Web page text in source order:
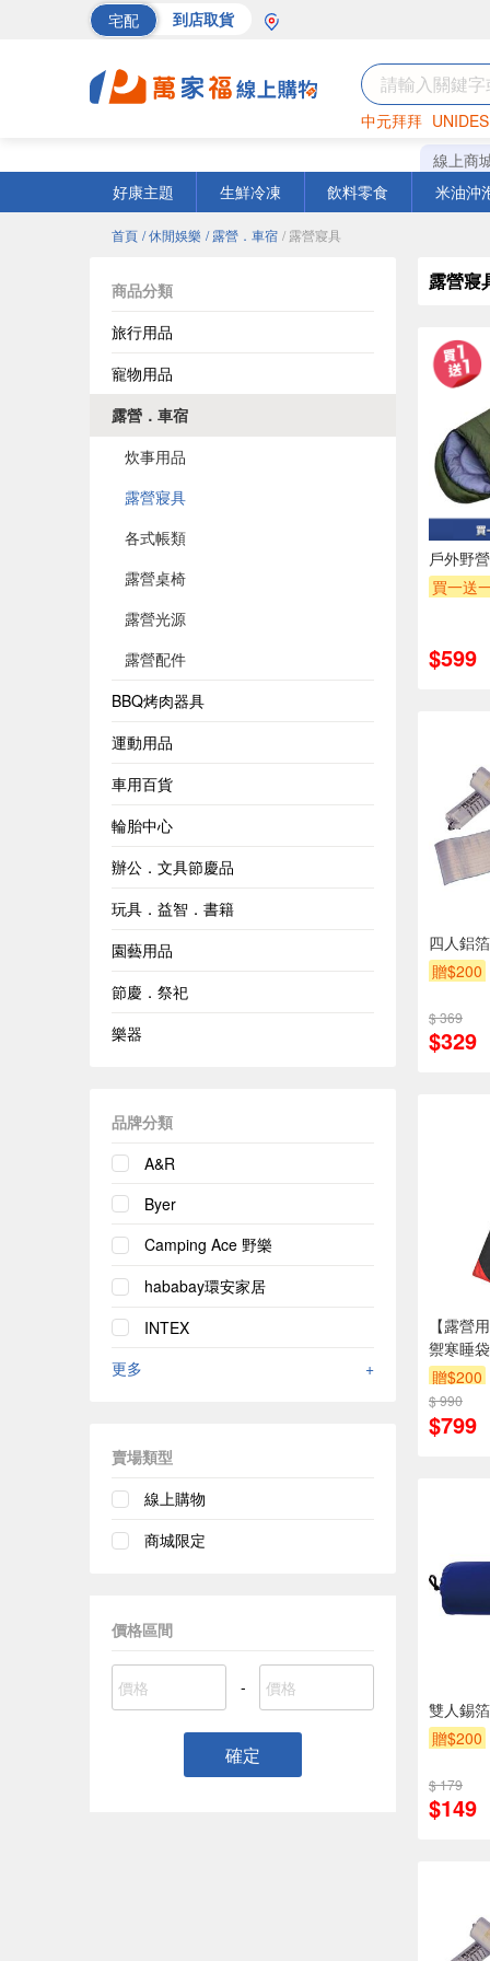
宅配 到店取貨
中元拜拜
巧克力 罐頭
線上商
好康主題
生鮮冷凍 飲料零食 米油沖
首頁 / 休閒娛樂 / 露營．車宿 / 露營寢具
商品分類
旅行用品
寵物用品
露營．車宿
炊事用品
露營寢具
各式帳類
露營桌椅
露營光源
露營配件
BBQ烤肉器具
運動用品
車用百貨
輪胎中心
辦公．文具節慶品
玩具．益智．書籍
園藝用品
節慶．祭祀
樂器
品牌分類
A&R
Byer
Camping Ace 野樂
hababay環安家居
INTEX
更多
+
賣場類型
線上購物
商城限定
價格區間
-
確定
露營寢
戶外野
買一送
$599
四人鋁
贈$200
$ 369
$329
【露營
禦寒睡
贈$200
$ 990
$799
雙人錫
贈$200
$ 179
$149